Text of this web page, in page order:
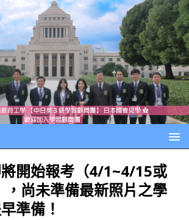
開始報考（4/1~4/15或
尚未準備最新照片之學
準備！